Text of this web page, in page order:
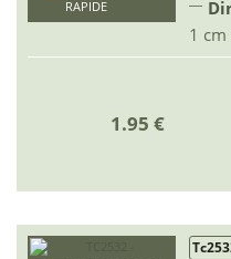
RAPIDE
1
1.95 €